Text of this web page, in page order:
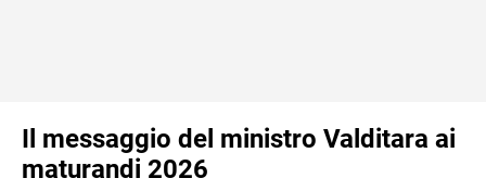
Il messaggio del ministro Valditara ai
maturandi 2026